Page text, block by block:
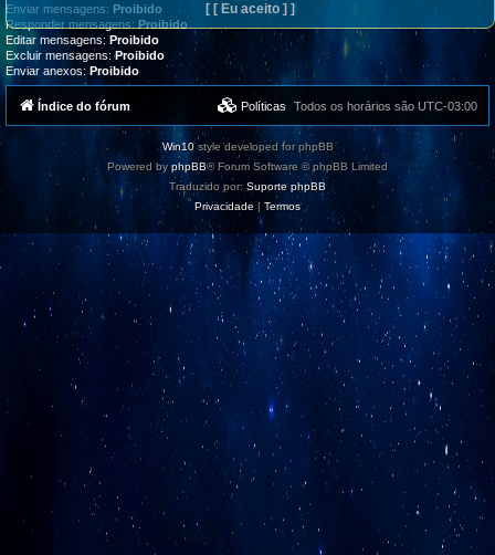
Enviar mensagens: Proibido
Responder mensagens: Proibido
Editar mensagens:Proibido
Excluir mensagens:Proibido
Enviar anexos: Proibido
[ [ Eu aceito ] ]
Índice do fórum Todos os horários são UTC-03:00
Políticas
Win10style developed for phpBB
Powered byphpBB® Forum Software © phpBB Limited
Traduzido por: Suporte phpBB
Privacidade | Termos